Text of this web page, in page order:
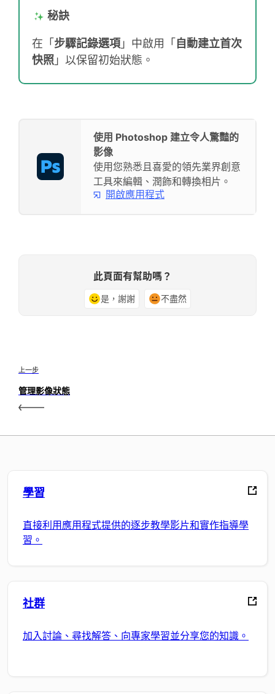
秘訣
在「步驟記錄選項 」中啟用「自動建立首次
快照 」以保留初始狀態。
使用 Photoshop 建立令人驚豔的
影像
使用您熟悉且喜愛的領先業界創意
工具來編輯、潤飾和轉換相片。
開啟應用程式
此頁面有幫助嗎？
是，謝謝 不盡然
上一步
管理影像狀態
學習
直接利用應用程式提供的逐步教學影片和實作指導學
習。
社群
加入討論、尋找解答、向專家學習並分享您的知識。